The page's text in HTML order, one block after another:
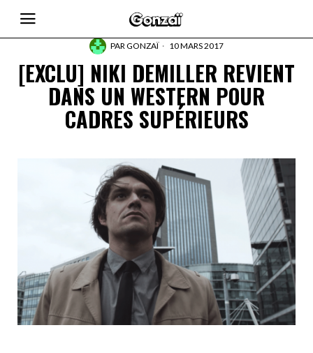
PARGONZAÏ 10 MARS 2017
[EXCLU] NIKI DEMILLER REVIENT
DANS UN WESTERN POUR
CADRES SUPÉRIEURS